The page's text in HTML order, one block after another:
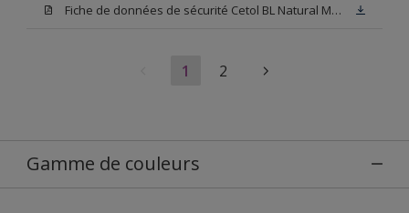
Fiche de données de sécurité Cetol BL Natural Mat Chêne Foncé
1 2
Gamme de couleurs